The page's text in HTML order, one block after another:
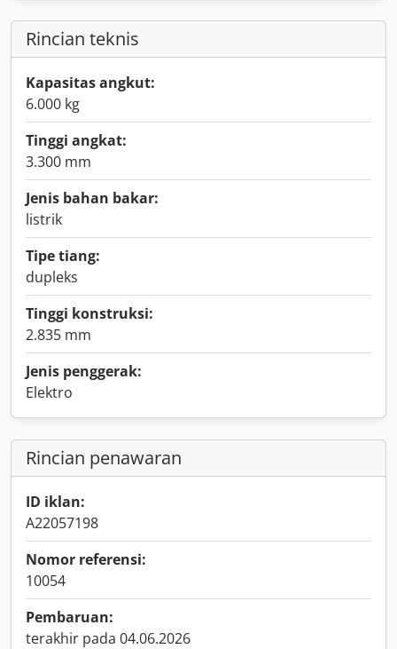
Rincian teknis
Kapasitas angkut:
6.000 kg
Tinggi angkat:
3.300 mm
Jenis bahan bakar:
listrik
Tipe tiang:
dupleks
Tinggi konstruksi:
2.835 mm
Jenis penggerak:
Elektro
Rincian penawaran
ID iklan:
A22057198
Nomor referensi:
10054
Pembaruan:
terakhir pada 04.06.2026